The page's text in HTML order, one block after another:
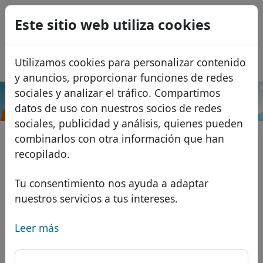
Este sitio web utiliza cookies
Utilizamos cookies para personalizar contenido
y anuncios, proporcionar funciones de redes
sociales y analizar el tráfico. Compartimos
datos de uso con nuestros socios de redes
sociales, publicidad y análisis, quienes pueden
combinarlos con otra información que han
recopilado.
Tu consentimiento nos ayuda a adaptar
nuestros servicios a tus intereses.
Leer más
Dominios
Base de datos de dominios
Dominios africanos
Dominios asiáticos
Dominios europeos
Dominios de Oriente Medio
Dominios norteamericanos
Lista de precios
Descuentos
Transferir
Buscar
Servicios
Protección de ID
Alojamiento DNS
WHOIS
USD
EUR
GBP
Français
Italiano
Português
Română
Eesti
.wang Buscar